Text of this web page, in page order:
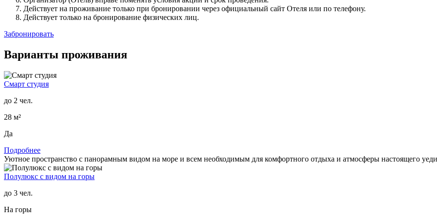
Действует на проживание только при бронировании через официальный сайт Отеля или по телефону.
Действует только на бронирование физических лиц.
Забронировать
Варианты проживания
Смарт студия
до 2 чел.
28 м²
Да
Подробнее
Уютное пространство с панорамным видом на море и всем необходимым для комфортного отдыха и атмосферы настоящего
Полулюкс c видом на горы
до 3 чел.
На горы